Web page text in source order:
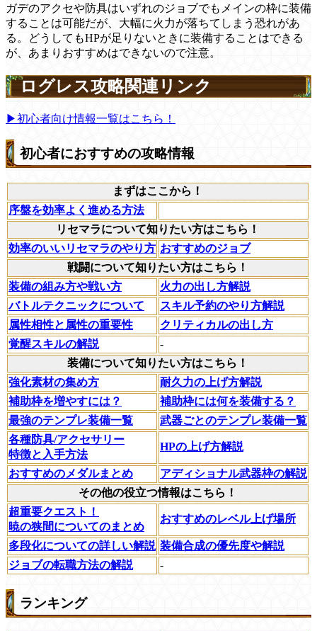
ガデのアクセや防具はいずれのジョブでもメインの枠に装備
することは可能だが、大幅に火力が落ちてしまう恐れがあ
る。どうしてもHPが足りないときに装備することはできる
が、あまりおすすめはできないので注意。
ログレス攻略関連リンク
▶初心者向け情報一覧はこちら！
初心者におすすめの攻略情報
まずはここから！
序盤を効率よく進める方法
リセマラについて知りたい方はこちら！
効率のいいリセマラのやり方 おすすめのジョブ
戦闘について知りたい方はこちら！
装備の組み方や戦い方
火力の出し方解説
バトルテクニックについて
スキル予約のやり方解説
属性相性と属性の重要性
クリティカルの出し方
覚醒スキルの解説
-
装備について知りたい方はこちら！
強化素材の集め方
耐久力の上げ方解説
補助枠を増やすには？
補助枠には何を装備する？
最強のテンプレ装備一覧
武器ごとのテンプレ装備一覧
各種防具/アクセサリー
特徴と入手方法
HPの上げ方解説
おすすめのメダルまとめ
アディショナル武器枠の解説
その他の役立つ情報はこちら！
超重要クエスト！
暁の狭間についてのまとめ
おすすめのレベル上げ場所
多段化についての詳しい解説 装備合成の優先度や解説
ジョブの転職方法の解説
-
ランキング